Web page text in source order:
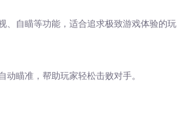
、自瞄等功能，适合追求极致游戏体验的玩
动瞄准，帮助玩家轻松击败对手。